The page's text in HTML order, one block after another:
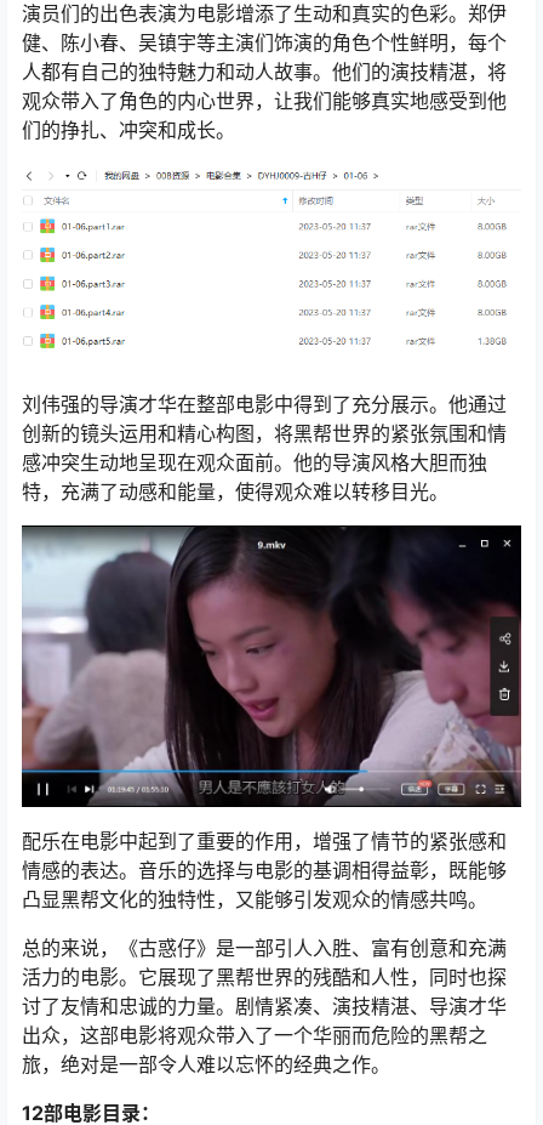
演员们的出色表演为电影增添了生动和真实的色彩。郑伊
健、陈小春、吴镇宇等主演们饰演的角色个性鲜明，每个
人都有自己的独特魅力和动人故事。他们的演技精湛，将
观众带入了角色的内心世界，让我们能够真实地感受到他
们的挣扎、冲突和成长。
刘伟强的导演才华在整部电影中得到了充分展示。他通过
创新的镜头运用和精心构图，将黑帮世界的紧张氛围和情
感冲突生动地呈现在观众面前。他的导演风格大胆而独
特，充满了动感和能量，使得观众难以转移目光。
配乐在电影中起到了重要的作用，增强了情节的紧张感和
情感的表达。音乐的选择与电影的基调相得益彰，既能够
凸显黑帮文化的独特性，又能够引发观众的情感共鸣。
总的来说，《古惑仔》是一部引人入胜、富有创意和充满
活力的电影。它展现了黑帮世界的残酷和人性，同时也探
讨了友情和忠诚的力量。剧情紧凑、演技精湛、导演才华
出众，这部电影将观众带入了一个华丽而危险的黑帮之
旅，绝对是一部令人难以忘怀的经典之作。
12部电影目录：